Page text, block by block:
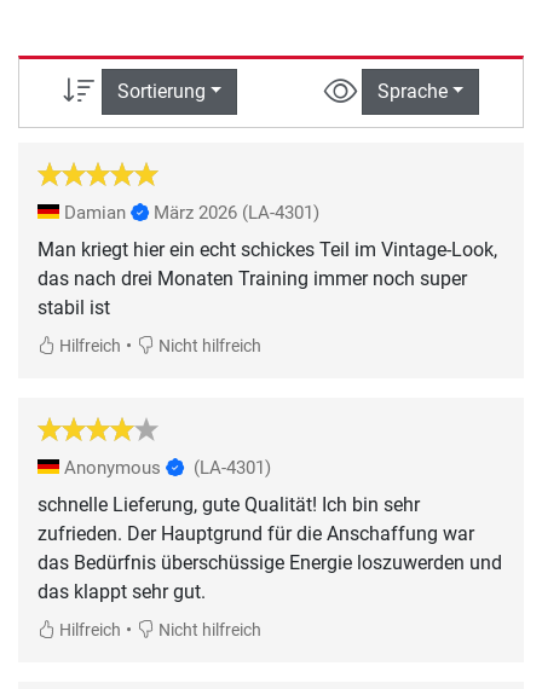
Sortierung Sprache
Damian März 2026 (LA-4301)
Man kriegt hier ein echt schickes Teil im Vintage-Look,
das nach drei Monaten Training immer noch super
stabil ist
Hilfreich • Nicht hilfreich
Anonymous (LA-4301)
schnelle Lieferung, gute Qualität! Ich bin sehr
zufrieden. Der Hauptgrund für die Anschaffung war
das Bedürfnis überschüssige Energie loszuwerden und
das klappt sehr gut.
Hilfreich • Nicht hilfreich